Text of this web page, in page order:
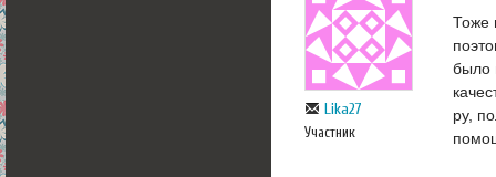
Lika27
Участник
Тоже
было
ру,